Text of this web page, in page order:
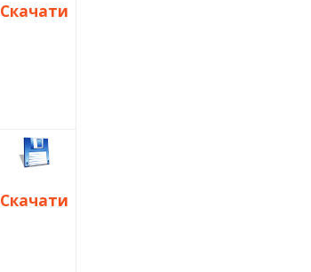
Скачати
Скачати